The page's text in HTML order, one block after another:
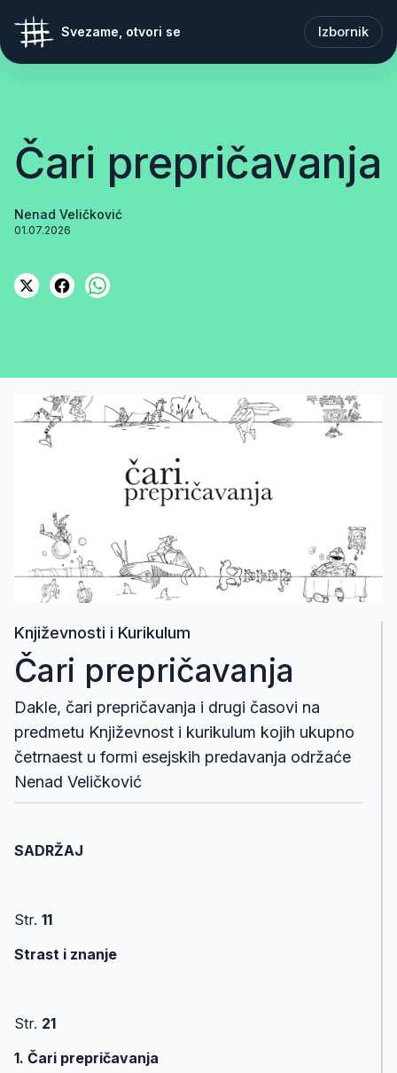
Svezame, otvori se Izbornik
Čari prepričavanja
Nenad Veličković
01.07.2026
Književnosti i Kurikulum
Čari prepričavanja
Dakle, čari prepričavanja i drugi časovi na
predmetu Književnost i kurikulum kojih ukupno
četrnaest u formi esejskih predavanja održaće
Nenad Veličković
SADRŽAJ
Str. 11
Strast i znanje
Str. 21
1. Čari prepričavanja